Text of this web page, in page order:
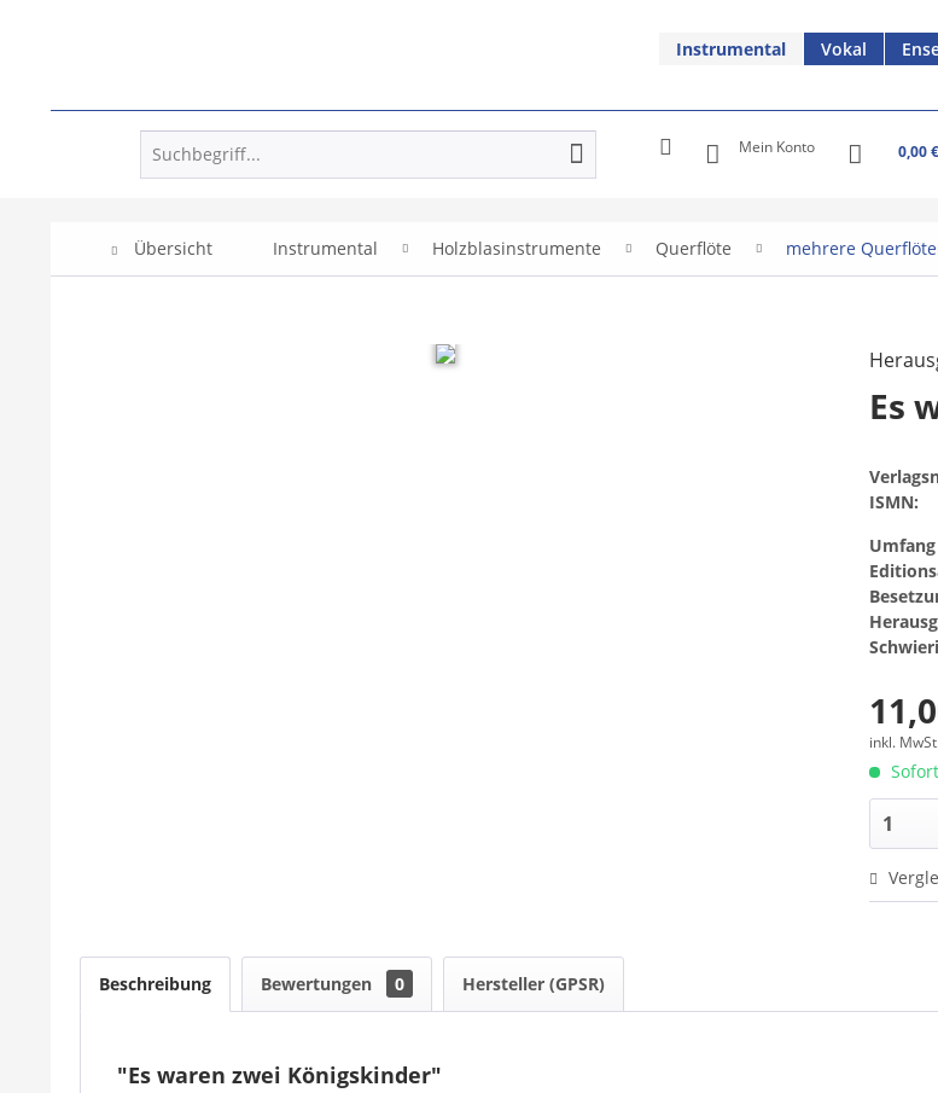
Instrumental Vokal
Mein Konto 0,00
Übersicht Instrumental Holzblasinstrumente Querflöte mehrere
Es
ISMN:
Umfang
inkl.
Beschreibung Bewertungen 0 Hersteller (GPSR)
"Es waren zwei Königskinder"